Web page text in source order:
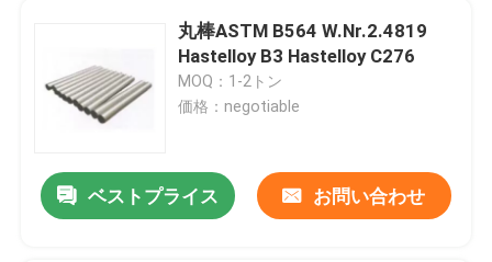
丸棒ASTM B564 W.Nr.2.4819
Hastelloy B3 Hastelloy C276
MOQ：1-2トン
価格：negotiable
ベストプライス お問い合わせ